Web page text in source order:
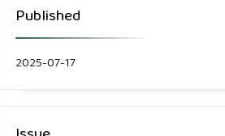
Published
2025-07-17